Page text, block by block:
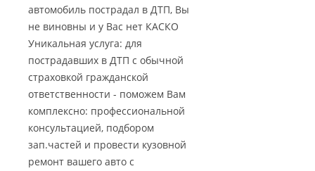
автомобиль пострадал в ДТП, Вы
не виновны и у Вас нет КАСКО
Уникальная услуга: для
пострадавших в ДТП с обычной
страховкой гражданской
ответственности - поможем Вам
комплексно: профессиональной
консультацией, подбором
зап.частей и провести кузовной
ремонт вашего авто с